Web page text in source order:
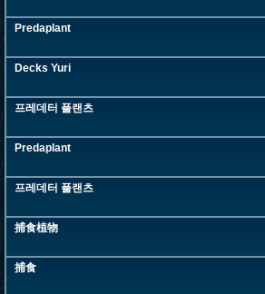
Predaplant
Decks Yuri
프레데터 플랜츠
Predaplant
프레데터 플랜츠
捕食植物
捕食